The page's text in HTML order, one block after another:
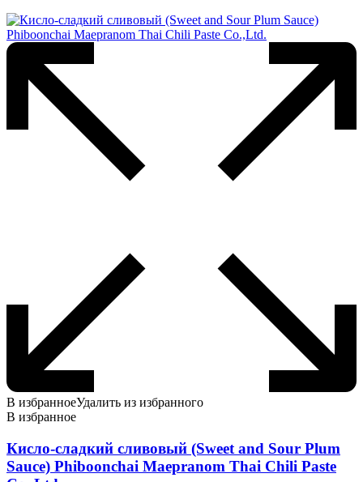
В избранноеУдалить из избранного
В избранное
Кисло-сладкий сливовый (Sweet and Sour Plum
Sauce) Phiboonchai Maepranom Thai Chili Paste